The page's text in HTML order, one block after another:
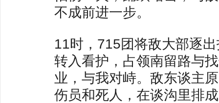
不成前进一步。
11时，715团将敌大部逐
转入看护，占领南留路与
业，与我对峙。敌东谈主
伤员和死人，在谈沟里排